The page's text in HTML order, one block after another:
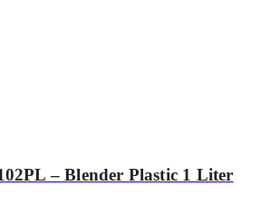
– Blender Plastic 1 Liter